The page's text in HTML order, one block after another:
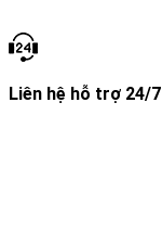
Liên hệ hỗ trợ 24/7